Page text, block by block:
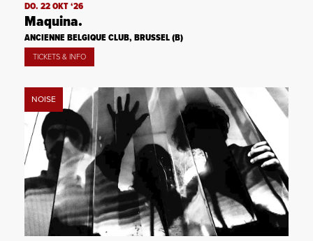
DO. 22 OKT ‘26
Maquina.
ANCIENNE BELGIQUE CLUB, BRUSSEL (B)
TICKETS & INFO
NOISE